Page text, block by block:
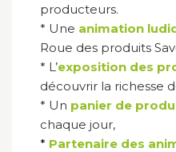
producteurs.
* Une animation
Roue des produits
* L’exposition des
découvrir la richesse
* Un panier de
chaque jour,
* Partenaire des